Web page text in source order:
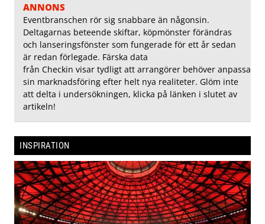
ANNONS
Eventbranschen rör sig snabbare än någonsin.
Deltagarnas beteende skiftar, köpmönster förändras
och lanseringsfönster som fungerade för ett år sedan
är redan förlegade. Färska data
från Checkin visar tydligt att arrangörer behöver anpassa
sin marknadsföring efter helt nya realiteter. Glöm inte
att delta i undersökningen, klicka på länken i slutet av
artikeln!
INSPIRATION